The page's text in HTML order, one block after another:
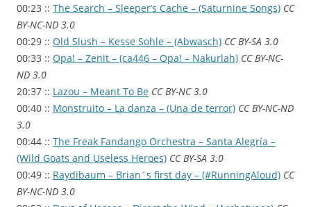
00:23 :: The Search – Sleeper’s Cache – (Saturnine Songs) CC
BY-NC-ND 3.0
00:29 :: Old Slush – Kesse Sohle – (Abwasch) CC BY-SA 3.0
00:33 :: Opa! – Zenit – (ca446 – Opa! – Nakurlah) CC BY-NC-
ND 3.0
20:37 :: Lazou – Meant To Be CC BY-NC 3.0
00:40 :: Monstruito – La danza – (Una de terror) CC BY-NC-ND
3.0
00:44 :: The Freak Fandango Orchestra – Santa Alegría –
(Wild Goats and Useless Heroes) CC BY-SA 3.0
00:49 :: Raydibaum – Brian´s first day – (#RunningAloud) CC
BY-NC-ND 3.0